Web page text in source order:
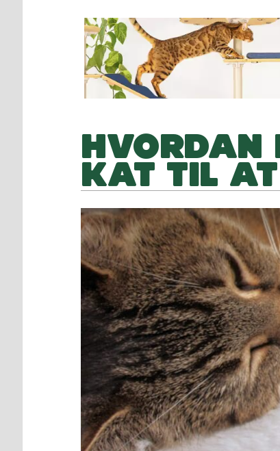
HVORDAN
KAT TIL